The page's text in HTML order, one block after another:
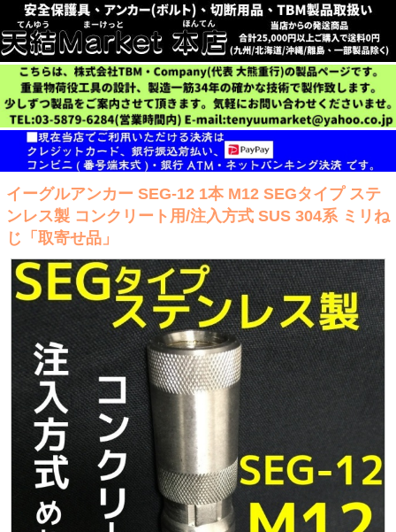
イーグルアンカー SEG-12 1本 M12 SEGタイプ ステ
ンレス製 コンクリート用/注入方式 SUS 304系 ミリね
じ「取寄せ品」